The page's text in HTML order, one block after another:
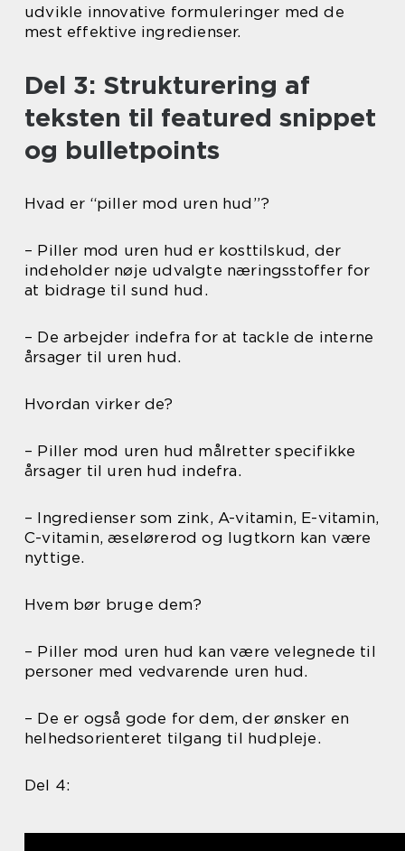
udvikle innovative formuleringer med de
mest effektive ingredienser.
Del 3: Strukturering af
teksten til featured snippet
og bulletpoints
Hvad er “piller mod uren hud”?
– Piller mod uren hud er kosttilskud, der
indeholder nøje udvalgte næringsstoffer for
at bidrage til sund hud.
– De arbejder indefra for at tackle de interne
årsager til uren hud.
Hvordan virker de?
– Piller mod uren hud målretter specifikke
årsager til uren hud indefra.
– Ingredienser som zink, A-vitamin, E-vitamin,
C-vitamin, æselørerod og lugtkorn kan være
nyttige.
Hvem bør bruge dem?
– Piller mod uren hud kan være velegnede til
personer med vedvarende uren hud.
– De er også gode for dem, der ønsker en
helhedsorienteret tilgang til hudpleje.
Del 4: